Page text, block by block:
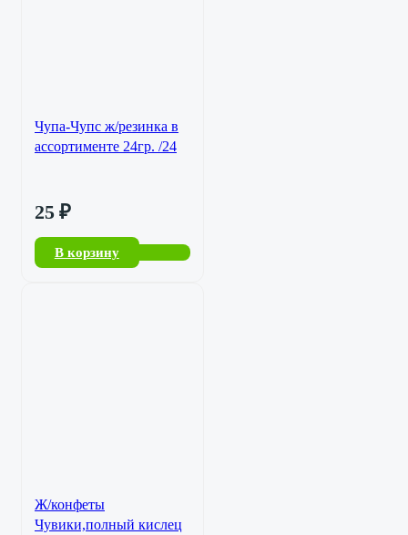
Чупа-Чупс ж/резинка в
ассортименте 24гр. /24
25 ₽
В корзину
Ж/конфеты
Чувики,полный кислец